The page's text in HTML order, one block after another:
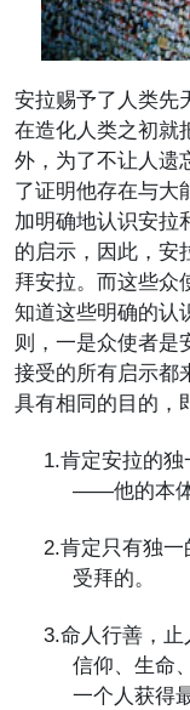
安拉赐予了人类先
在造化人类之初就
外，为了不让人遗
了证明他存在与大
加明确地认识安拉
的启示，因此，安
拜安拉。而这些众
知道这些明确的认
则，一是众使者是
接受的所有启示都
具有相同的目的，
1.肯定安拉的
——他的本体
2.肯定只有独
受拜的。
3.命人行善，止
信仰、生命
一个人获得